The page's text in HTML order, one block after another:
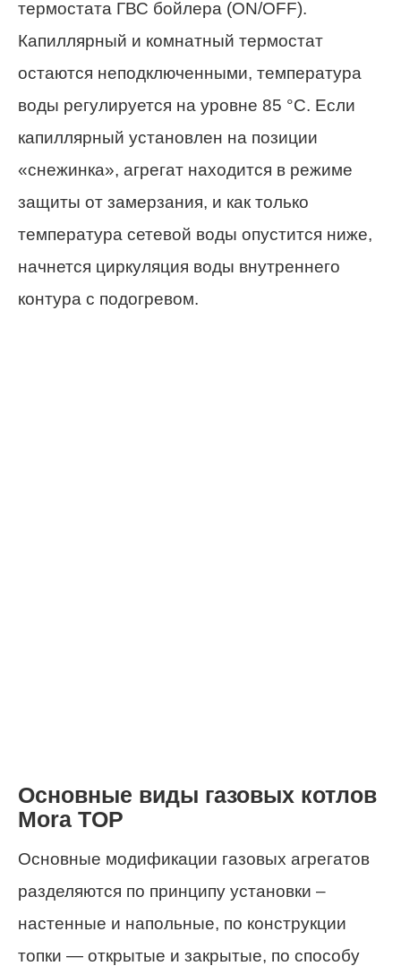
термостата ГВС бойлера (ON/OFF).
Капиллярный и комнатный термостат
остаются неподключенными, температура
воды регулируется на уровне 85 °C. Если
капиллярный установлен на позиции
«снежинка», агрегат находится в режиме
защиты от замерзания, и как только
температура сетевой воды опустится ниже,
начнется циркуляция воды внутреннего
контура с подогревом.
Основные виды газовых котлов
Mora TOP
Основные модификации газовых агрегатов
разделяются по принципу установки –
настенные и напольные, по конструкции
топки — открытые и закрытые, по способу